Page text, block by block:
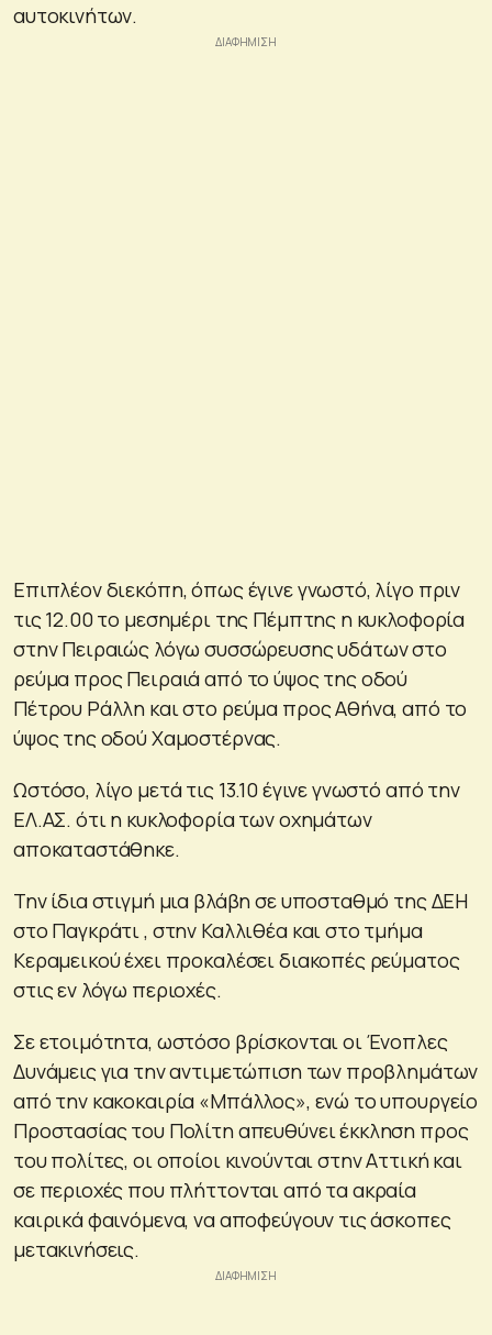
αυτοκινήτων.
Επιπλέον διεκόπη, όπως έγινε γνωστό, λίγο πριν
τις 12.00 το μεσημέρι της Πέμπτης η κυκλοφορία
στην Πειραιώς λόγω συσσώρευσης υδάτων στο
ρεύμα προς Πειραιά από το ύψος της οδού
Πέτρου Ράλλη και στο ρεύμα προς Αθήνα, από το
ύψος της οδού Χαμοστέρνας.
Ωστόσο, λίγο μετά τις 13.10 έγινε γνωστό από την
ΕΛ.ΑΣ. ότι η κυκλοφορία των οχημάτων
αποκαταστάθηκε.
Την ίδια στιγμή μια βλάβη σε υποσταθμό της ΔΕΗ
στο Παγκράτι , στην Καλλιθέα και στο τμήμα
Κεραμεικού έχει προκαλέσει διακοπές ρεύματος
στις εν λόγω περιοχές.
Σε ετοιμότητα, ωστόσο βρίσκονται οι Ένοπλες
Δυνάμεις για την αντιμετώπιση των προβλημάτων
από την κακοκαιρία «Μπάλλος», ενώ το υπουργείο
Προστασίας του Πολίτη απευθύνει έκκληση προς
του πολίτες, οι οποίοι κινούνται στην Αττική και
σε περιοχές που πλήττονται από τα ακραία
καιρικά φαινόμενα, να αποφεύγουν τις άσκοπες
μετακινήσεις.